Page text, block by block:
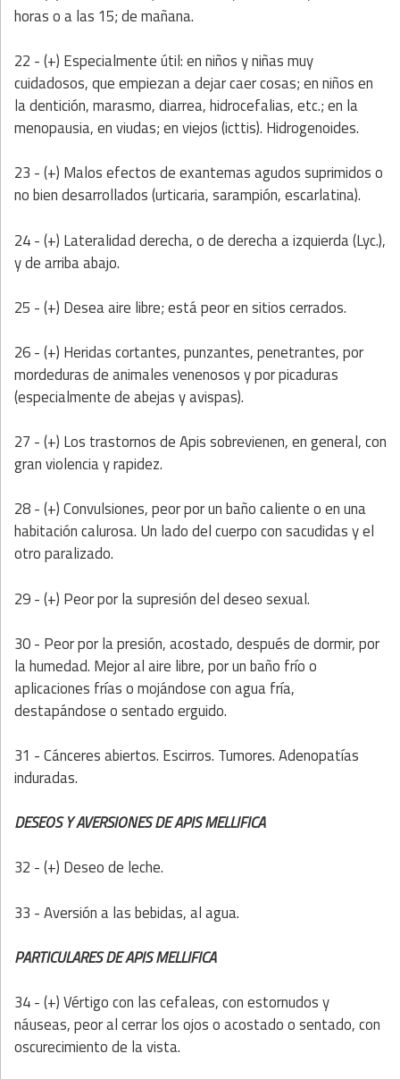
horas o a las 15; de mañana.
22 - (+) Especialmente útil: en niños y niñas muy
cuidadosos, que empiezan a dejar caer cosas; en niños en
la dentición, marasmo, diarrea, hidrocefalias, etc.; en la
menopausia, en viudas; en viejos (icttis). Hidrogenoides.
23 - (+) Malos efectos de exantemas agudos suprimidos o
no bien desarrollados (urticaria, sarampión, escarlatina).
24 - (+) Lateralidad derecha, o de derecha a izquierda (Lyc.),
y de arriba abajo.
25 - (+) Desea aire libre; está peor en sitios cerrados.
26 - (+) Heridas cortantes, punzantes, penetrantes, por
mordeduras de animales venenosos y por picaduras
(especialmente de abejas y avispas).
27 - (+) Los trastornos de Apis sobrevienen, en general, con
gran violencia y rapidez.
28 - (+) Convulsiones, peor por un baño caliente o en una
habitación calurosa. Un lado del cuerpo con sacudidas y el
otro paralizado.
29 - (+) Peor por la supresión del deseo sexual.
30 - Peor por la presión, acostado, después de dormir, por
la humedad. Mejor al aire libre, por un baño frío o
aplicaciones frías o mojándose con agua fría,
destapándose o sentado erguido.
31 - Cánceres abiertos. Escirros. Tumores. Adenopatías
induradas.
DESEOS Y AVERSIONES DE APIS MELLIFICA
32 - (+) Deseo de leche.
33 - Aversión a las bebidas, al agua.
PARTICULARES DE APIS MELLIFICA
34 - (+) Vértigo con las cefaleas, con estornudos y
náuseas, peor al cerrar los ojos o acostado o sentado, con
oscurecimiento de la vista.